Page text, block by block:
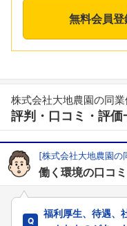
無料会員
株式会社大地農園の同業
評判・口コミ・評価
[株式会社大地農園の
働く環境の口コミ
福利厚生、待遇、